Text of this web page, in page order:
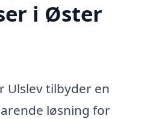
i Øster
Ulslev tilbyder en
løsning for